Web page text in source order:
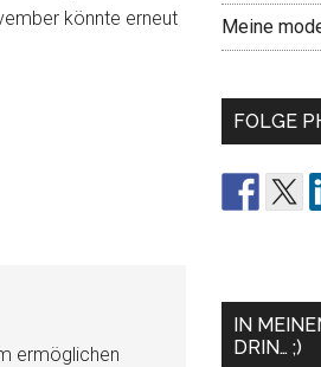
könnte erneut
ermöglichen
Meine
FOLGE
IN
DRIN… ;)